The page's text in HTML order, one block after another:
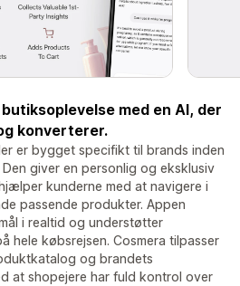
med en AI, der
konverterer.
er bygget specifikt til brands inden
giver en personlig og eksklusiv
kunderne med at navigere i
passende produkter. Appen
i realtid og understøtter
hele købsrejsen. Cosmera tilpasser
og brandets
at shopejere har fuld kontrol over